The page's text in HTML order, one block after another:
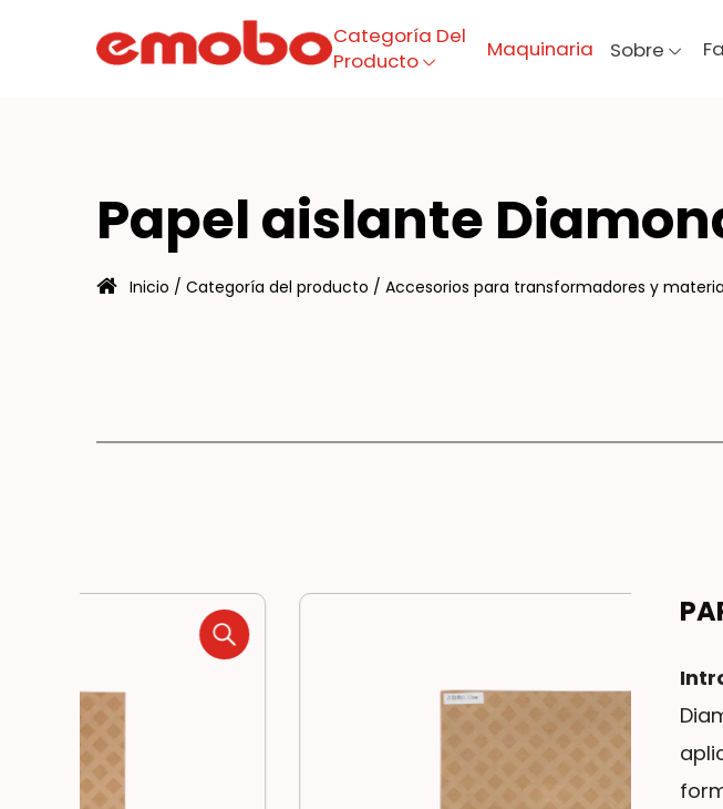
Noticias
Categoría Del
Producto
Maquinaria Sobre
Papel aislante
Inicio / Categoría del producto / Accesorios para transformadores y